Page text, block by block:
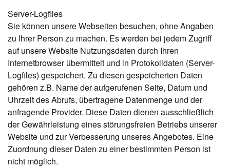
Server-Logfiles
Sie können unsere Webseiten besuchen, ohne Angaben
zu Ihrer Person zu machen. Es werden bei jedem Zugriff
auf unsere Website Nutzungsdaten durch Ihren
Internetbrowser übermittelt und in Protokolldaten (Server-
Logfiles) gespeichert. Zu diesen gespeicherten Daten
gehören z.B. Name der aufgerufenen Seite, Datum und
Uhrzeit des Abrufs, übertragene Datenmenge und der
anfragende Provider. Diese Daten dienen ausschließlich
der Gewährleistung eines störungsfreien Betriebs unserer
Website und zur Verbesserung unseres Angebotes. Eine
Zuordnung dieser Daten zu einer bestimmten Person ist
nicht möglich.